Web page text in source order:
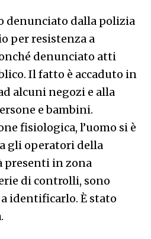
denunciato dalla polizia
per resistenza a
denunciato atti
Il fatto è accaduto in
alcuni negozi e alla
e bambini.
fisiologica, l’uomo si è
gli operatori della
presenti in zona
di controlli, sono
identificarlo. È stato